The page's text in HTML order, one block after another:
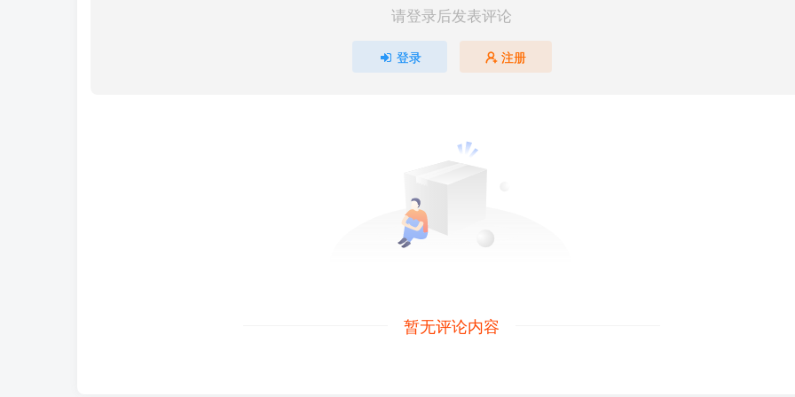
请登录后发表评论
登录 注册
暂无评论内容